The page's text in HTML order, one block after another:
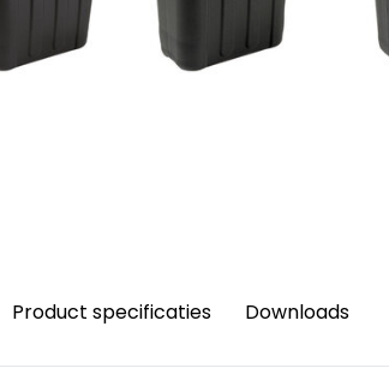
Product specificaties Downloads